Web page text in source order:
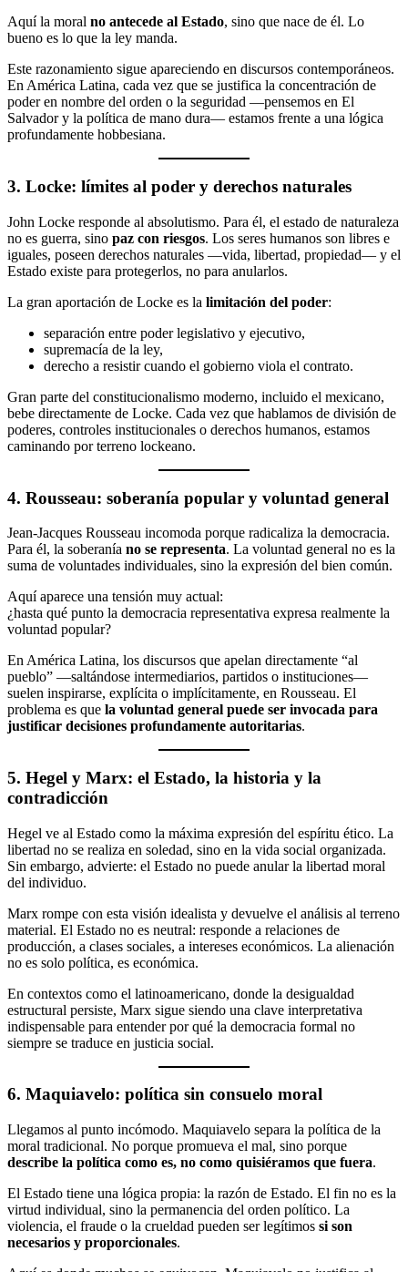
Aquí la moral no antecede al Estado, sino que nace de él. Lo
bueno es lo que la ley manda.
Este razonamiento sigue apareciendo en discursos contemporáneos.
En América Latina, cada vez que se justifica la concentración de
poder en nombre del orden o la seguridad —pensemos en El
Salvador y la política de mano dura— estamos frente a una lógica
profundamente hobbesiana.
3. Locke: límites al poder y derechos naturales
John Locke responde al absolutismo. Para él, el estado de naturaleza
no es guerra, sino paz con riesgos. Los seres humanos son libres e
iguales, poseen derechos naturales —vida, libertad, propiedad— y el
Estado existe para protegerlos, no para anularlos.
La gran aportación de Locke es la limitación del poder:
separación entre poder legislativo y ejecutivo,
supremacía de la ley,
derecho a resistir cuando el gobierno viola el contrato.
Gran parte del constitucionalismo moderno, incluido el mexicano,
bebe directamente de Locke. Cada vez que hablamos de división de
poderes, controles institucionales o derechos humanos, estamos
caminando por terreno lockeano.
4. Rousseau: soberanía popular y voluntad general
Jean-Jacques Rousseau incomoda porque radicaliza la democracia.
Para él, la soberanía no se representa. La voluntad general no es la
suma de voluntades individuales, sino la expresión del bien común.
Aquí aparece una tensión muy actual:
¿hasta qué punto la democracia representativa expresa realmente la
voluntad popular?
En América Latina, los discursos que apelan directamente “al
pueblo” —saltándose intermediarios, partidos o instituciones—
suelen inspirarse, explícita o implícitamente, en Rousseau. El
problema es que la voluntad general puede ser invocada para
justificar decisiones profundamente autoritarias.
5. Hegel y Marx: el Estado, la historia y la
contradicción
Hegel ve al Estado como la máxima expresión del espíritu ético. La
libertad no se realiza en soledad, sino en la vida social organizada.
Sin embargo, advierte: el Estado no puede anular la libertad moral
del individuo.
Marx rompe con esta visión idealista y devuelve el análisis al terreno
material. El Estado no es neutral: responde a relaciones de
producción, a clases sociales, a intereses económicos. La alienación
no es solo política, es económica.
En contextos como el latinoamericano, donde la desigualdad
estructural persiste, Marx sigue siendo una clave interpretativa
indispensable para entender por qué la democracia formal no
siempre se traduce en justicia social.
6. Maquiavelo: política sin consuelo moral
Llegamos al punto incómodo. Maquiavelo separa la política de la
moral tradicional. No porque promueva el mal, sino porque
describe la política como es, no como quisiéramos que fuera.
El Estado tiene una lógica propia: la razón de Estado. El fin no es la
virtud individual, sino la permanencia del orden político. La
violencia, el fraude o la crueldad pueden ser legítimos si son
necesarios y proporcionales.